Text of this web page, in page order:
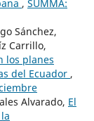
, SUMMA:
Sánchez,
Carrillo,
los planes
del Ecuador ,
Alvarado, El